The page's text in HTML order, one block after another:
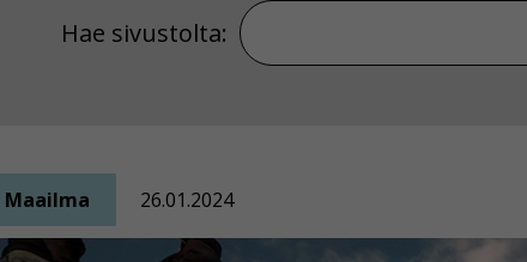
Hae sivustolta: Hae sivustolta
Maailma 26.01.2024